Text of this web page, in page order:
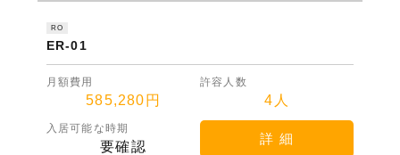
RO
ER-01
月額費用
585,280円
許容人数
4人
入居可能な時期
要確認
詳 細